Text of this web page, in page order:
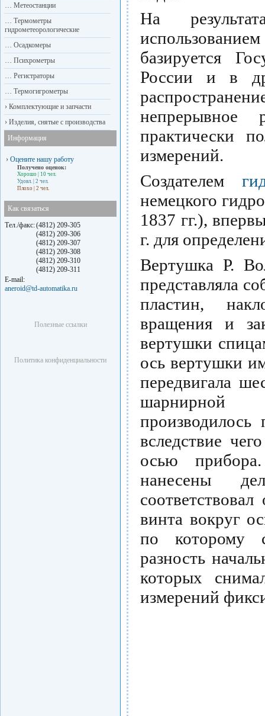
На
базируется
России и в
непрерывное
практически
измерений.
Создателем
немецкого
1837 гг.),
г. для
Вертушка Р.
представляла
пластин,
вращения и
вертушки
ось вертушки
передвигала
шарнирной
вследствие
осью
нанесены
винта вокруг
по которому
разность
которых
измерений
… Метеостанции
… Термометры
гидрометеорологические
… Осадкомеры
… Психрометры
… Регистраторы
… Термогигрометры
› Комплектующие и запчасти
› Изделия, снятые с производства
Информация
› Оцените нашу работу
Получено оценок:
Хорошо | 10 чел.
Удовл. | 2 чел.
Плохо | 2 чел.
Как связаться
Тел./факс:(4812) 209-305
(4812) 209-306
(4812) 209-307
(4812) 209-308
(4812) 209-310
(4812) 209-311
E-mail:
aneroid@td-automatika.ru
Полезные ссылки
Политика конфиденциальности